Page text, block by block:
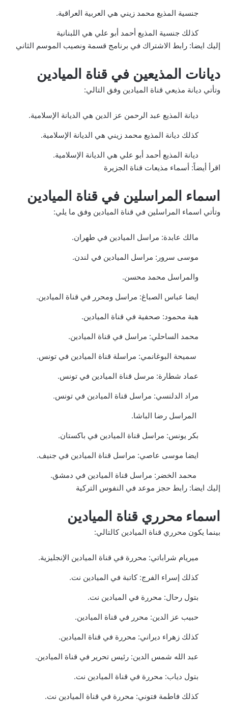
جنسية المذيع محمد زيني هي العربية العراقية.
كذلك جنسية المذيع أحمد أبو علي هي اللبنانية
إليك ايضا:رابط الاشتراك في برنامج قسمة ونصيب الموسم الثاني
ديانات المذيعين في قناة الميادين
وتأتي ديانة مذيعي قناة الميادين وفق التالي:
ديانة المذيع عبد الرحمن عز الدين هي الديانة الإسلامية.
كذلك ديانة المذيع محمد زيني هي الديانة الإسلامية.
ديانة المذيع أحمد أبو علي هي الديانة الإسلامية.
اقرأ أيضاً:أسماء مذيعات قناة الجزيرة
اسماء المراسلين في قناة الميادين
وتأتي اسماء المراسلين في قناة الميادين وفق ما يلي:
مالك عابدة: مراسل الميادين في طهران.
موسى سرور: مراسل الميادين في لندن.
والمراسل محمد محسن.
ايضا عباس الصباغ: مراسل ومحرر في قناة الميادين.
هبة محمود: صحفية في قناة الميادين.
محمد الساحلي: مراسل في قناة الميادين.
سميحة البوغانمي: مراسلة قناة الميادين في تونس.
عماد شطارة: مرسل قناة الميادين في تونس.
مراد الدلنسي: مراسل قناة الميادين في تونس.
المراسل رضا الباشا.
بكر يونس: مراسل قناة الميادين في باكستان.
ايضا موسى عاصي: مراسل قناة الميادين في جنيف.
محمد الخضر: مراسل قناة الميادين في دمشق.
إليك ايضا:رابط حجز موعد في النفوس التركية
اسماء محرري قناة الميادين
بينما يكون محرري قناة الميادين كالتالي:
ميريام شراباتي: محررة في قناة الميادين الإنجليزية.
كذلك إسراء الفرج: كاتبة في الميادين نت.
بتول رحال: محررة في الميادين نت.
حبيب عز الدين: محرر في قناة الميادين.
كذلك زهراء ديراني: محررة في قناة الميادين.
عبد الله شمس الدين: رئيس تحرير في قناة الميادين.
بتول دياب: محررة في قناة الميادين نت.
كذلك فاطمة فتوني: محررة في قناة الميادين نت.